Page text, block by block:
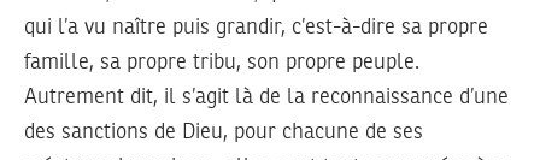
qui l’a vu naître puis grandir, c’est-à-dire sa propre
famille, sa propre tribu, son propre peuple.
Autrement dit, il s’agit là de la reconnaissance d’une
des sanctions de Dieu, pour chacune de ses